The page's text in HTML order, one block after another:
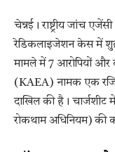
चेन्नई। राष्ट्रीय जांच
रेडिकलाइजेशन केस में
मामले में 7 आरोपियों
(KAEA) नामक एक
दाखिल की है। चार्जशीट
रोकथाम अधिनियम) की